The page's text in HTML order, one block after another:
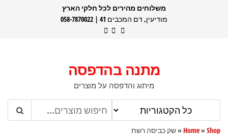
משלוחים מהירים לכל חלקי הארץ
מודיעין, דם המכבים 41 | 058-7870022
מתנה בהדפסה
מיתוג והדפסה על מוצרים
Home» Shop
»שק כביסה רשת